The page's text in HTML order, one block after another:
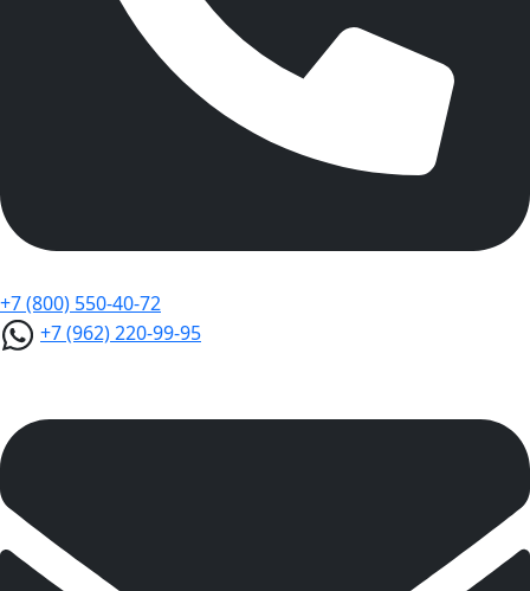
+7 (800) 550-40-72
+7 (962) 220-99-95